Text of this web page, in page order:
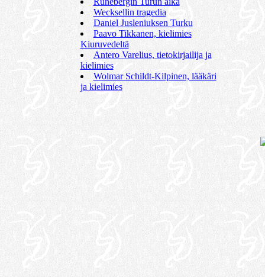
Wecksellin tragedia
Daniel Jusleniuksen Turku
Paavo Tikkanen, kielimies
Kiuruvedeltä
Antero Varelius, tietokirjailija ja
kielimies
Wolmar Schildt-Kilpinen, lääkäri
ja kielimies